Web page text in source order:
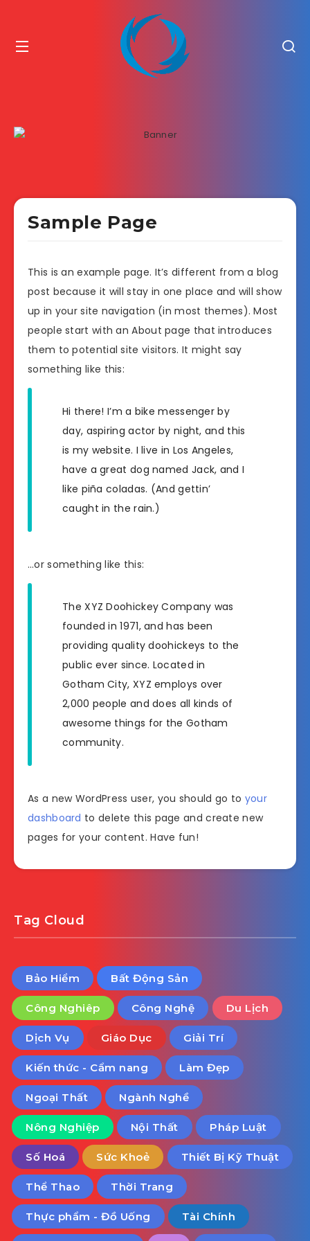
Sample Page
This is an example page. It’s different from a blog
post because it will stay in one place and will show
up in your site navigation (in most themes). Most
people start with an About page that introduces
them to potential site visitors. It might say
something like this:
Hi there! I’m a bike messenger by
day, aspiring actor by night, and this
is my website. I live in Los Angeles,
have a great dog named Jack, and I
like piña coladas. (And gettin’
caught in the rain.)
…or something like this:
The XYZ Doohickey Company was
founded in 1971, and has been
providing quality doohickeys to the
public ever since. Located in
Gotham City, XYZ employs over
2,000 people and does all kinds of
awesome things for the Gotham
community.
As a new WordPress user, you should go to your
dashboard to delete this page and create new
pages for your content. Have fun!
Tag Cloud
Bảo Hiểm Bất Động Sản
Công Nghiêp Công Nghệ Du Lịch
Dịch Vụ Giáo Dục Giải Trí
Kiến thức - Cẩm nang Làm Đẹp
Ngoại Thất Ngành Nghề
Nông Nghiệp Nội Thất Pháp Luật
Số Hoá Sức Khoẻ Thiết Bị Kỹ Thuật
Thể Thao Thời Trang
Thực phẩm - Đồ Uống Tài Chính